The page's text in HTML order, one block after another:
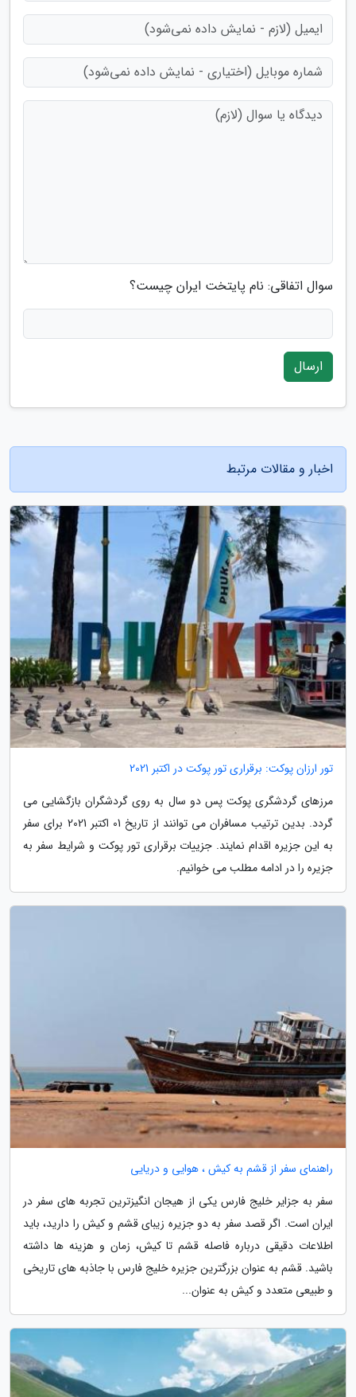
سوال اتفاقی: نام پایتخت ایران چیست؟
ارسال
اخبار و مقالات مرتبط
تور ارزان پوکت: برقراری تور پوکت در اکتبر 2021
مرزهای گردشگری پوکت پس دو سال به روی گردشگران بازگشایی می
گردد. بدین ترتیب مسافران می توانند از تاریخ 01 اکتبر 2021 برای سفر
به این جزیره اقدام نمایند. جزییات برقراری تور پوکت و شرایط سفر به
جزیره را در ادامه مطلب می خوانیم.
راهنمای سفر از قشم به کیش ، هوایی و دریایی
سفر به جزایر خلیج فارس یکی از هیجان انگیزترین تجربه های سفر در
ایران است. اگر قصد سفر به دو جزیره زیبای قشم و کیش را دارید، باید
اطلاعات دقیقی درباره فاصله قشم تا کیش، زمان و هزینه ها داشته
باشید. قشم به عنوان بزرگترین جزیره خلیج فارس با جاذبه های تاریخی
و طبیعی متعدد و کیش به عنوان...